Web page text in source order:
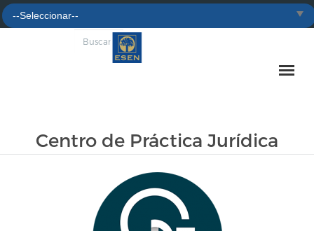
Centro de Práctica Jurídica